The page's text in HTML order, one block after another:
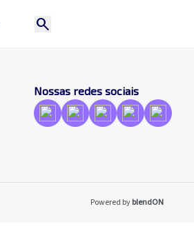
search
Nossas redes sociais
Powered byblendON